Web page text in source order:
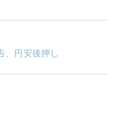
、円安後押し